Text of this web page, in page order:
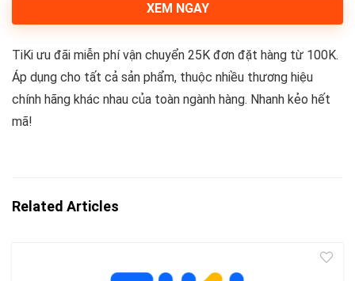
XEM NGAY
TiKi ưu đãi miễn phí vận chuyển 25K đơn đặt hàng từ 100K.
Áp dụng cho tất cả sản phẩm, thuộc nhiều thương hiệu
chính hãng khác nhau của toàn ngành hàng. Nhanh kẻo hết
mã!
Related Articles